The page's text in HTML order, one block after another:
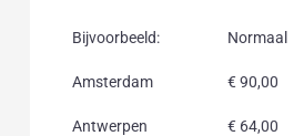
Bijvoorbeeld: Normaal
Amsterdam € 90,00
Antwerpen € 64,00